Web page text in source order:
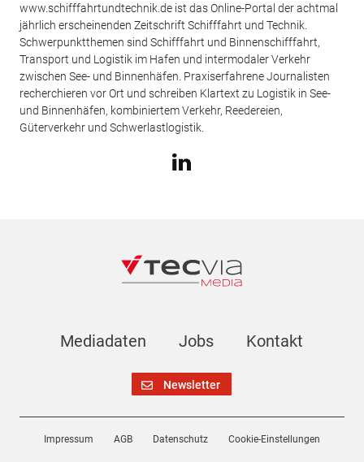
www.schifffahrtundtechnik.de ist das Online-Portal der achtmal
jährlich erscheinenden Zeitschrift Schifffahrt und Technik.
Schwerpunktthemen sind Schifffahrt und Binnenschifffahrt,
Transport und Logistik im Hafen und intermodaler Verkehr
zwischen See- und Binnenhäfen. Praxiserfahrene Journalisten
recherchieren vor Ort und schreiben Klartext zu Logistik in See-
und Binnenhäfen, kombiniertem Verkehr, Reedereien,
Güterverkehr und Schwerlastlogistik.
Mediadaten Jobs Kontakt
Newsletter
Impressum AGB Datenschutz Cookie-Einstellungen